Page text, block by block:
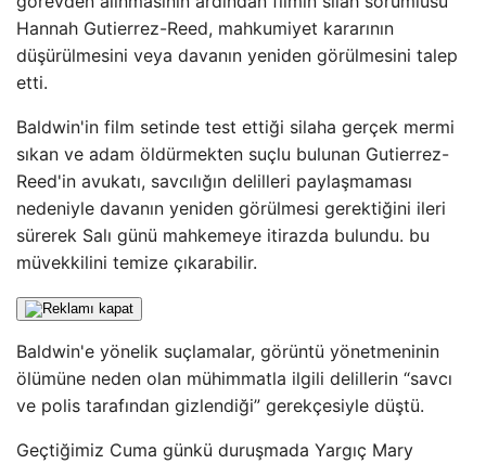
Hannah Gutierrez-Reed, mahkumiyet kararının
düşürülmesini veya davanın yeniden görülmesini talep
etti.
Baldwin'in film setinde test ettiği silaha gerçek mermi
sıkan ve adam öldürmekten suçlu bulunan Gutierrez-
Reed'in avukatı, savcılığın delilleri paylaşmaması
nedeniyle davanın yeniden görülmesi gerektiğini ileri
sürerek Salı günü mahkemeye itirazda bulundu. bu
müvekkilini temize çıkarabilir.
Baldwin'e yönelik suçlamalar, görüntü yönetmeninin
ölümüne neden olan mühimmatla ilgili delillerin “savcı
ve polis tarafından gizlendiği” gerekçesiyle düştü.
Geçtiğimiz Cuma günkü duruşmada Yargıç Mary